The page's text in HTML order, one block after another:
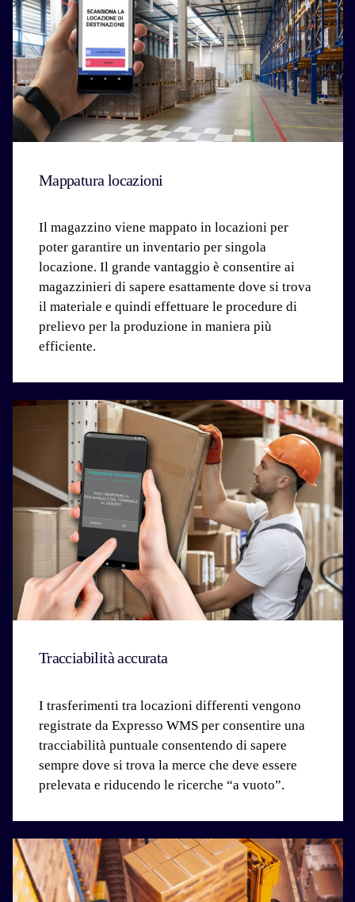
Mappatura locazioni
Il magazzino viene mappato in locazioni per
poter garantire un inventario per singola
locazione. Il grande vantaggio è consentire ai
magazzinieri di sapere esattamente dove si trova
il materiale e quindi effettuare le procedure di
prelievo per la produzione in maniera più
efficiente.
Tracciabilità accurata
I trasferimenti tra locazioni differenti vengono
registrate da Expresso WMS per consentire una
tracciabilità puntuale consentendo di sapere
sempre dove si trova la merce che deve essere
prelevata e riducendo le ricerche “a vuoto”.